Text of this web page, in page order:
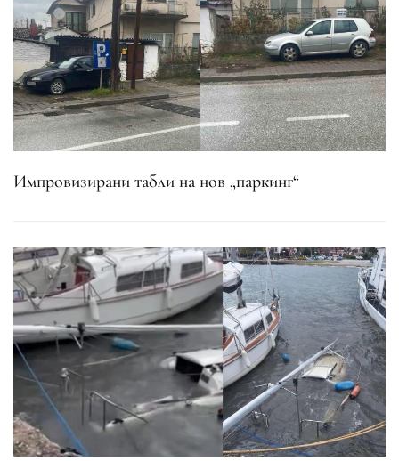
Импровизирани табли на нов „паркинг“